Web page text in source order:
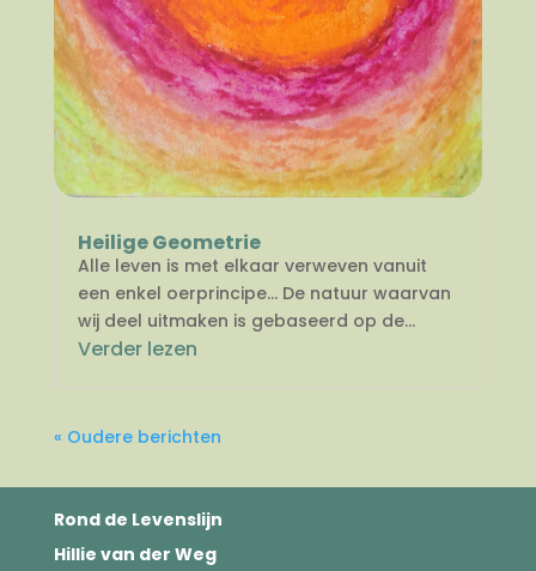
Heilige Geometrie
Alle leven is met elkaar verweven vanuit
een enkel oerprincipe… De natuur waarvan
wij deel uitmaken is gebaseerd op de...
Verder lezen
« Oudere berichten
Rond de Levenslijn
Hillie van der Weg